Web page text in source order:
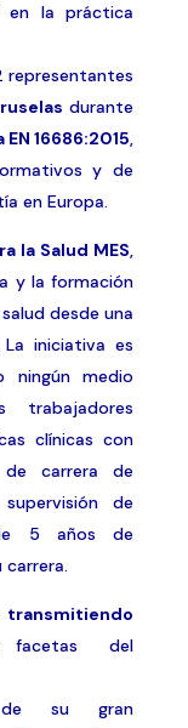
en la práctica
representantes
durante
16686:2015,
y de
en Europa.
la Salud MES,
y la formación
desde una
iniciativa es
medio
trabajadores
clínicas con
carrera de
de
5 años de
carrera.
transmitiendo
facetas del
su gran